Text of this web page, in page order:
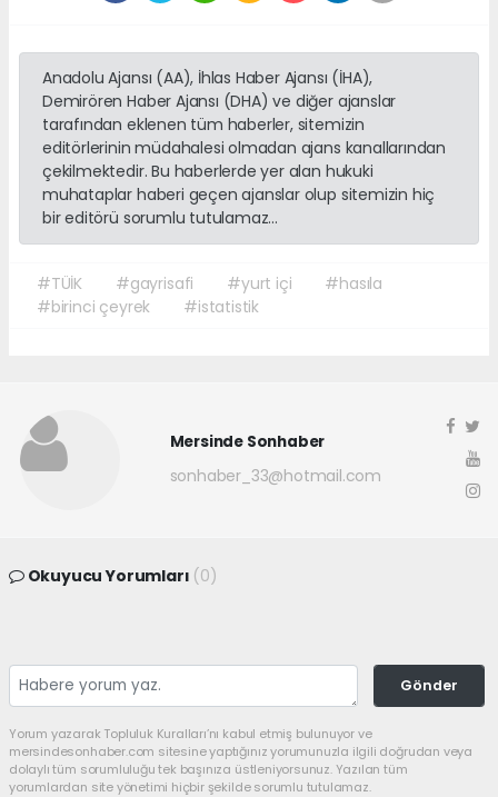
Anadolu Ajansı (AA), İhlas Haber Ajansı (İHA),
Demirören Haber Ajansı (DHA) ve diğer ajanslar
tarafından eklenen tüm haberler, sitemizin
editörlerinin müdahalesi olmadan ajans kanallarından
çekilmektedir. Bu haberlerde yer alan hukuki
muhataplar haberi geçen ajanslar olup sitemizin hiç
bir editörü sorumlu tutulamaz...
#TÜİK #gayrisafi #yurt içi
#hasıla
#birinci çeyrek
#istatistik
Mersinde Sonhaber
sonhaber_33@hotmail.com
Okuyucu Yorumları (0)
Gönder
Yorum yazarak Topluluk Kuralları’nı kabul etmiş bulunuyor ve
mersindesonhaber.com sitesine yaptığınız yorumunuzla ilgili doğrudan veya
dolaylı tüm sorumluluğu tek başınıza üstleniyorsunuz. Yazılan tüm
yorumlardan site yönetimi hiçbir şekilde sorumlu tutulamaz.